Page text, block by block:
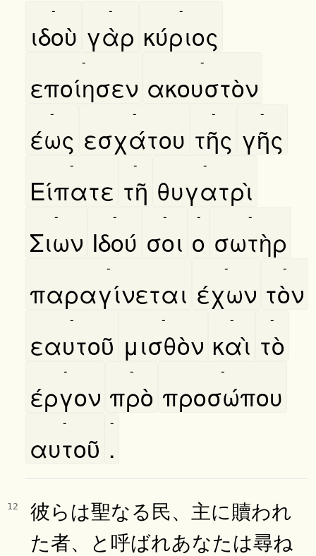
ιδοὺ
-
γὰρ
-
κύριος
-
εποίησεν
-
ακουστὸν
-
έως
-
εσχάτου
-
τῆς
-
γῆς
-
Είπατε
-
τῆ
-
θυγατρὶ
-
Σιων
-
Ιδού
-
σοι
-
ο
-
σωτὴρ
-
παραγίνεται
-
έχων
-
τὸν
-
εαυτοῦ
-
μισθὸν
-
καὶ
-
τὸ
-
έργον
-
πρὸ
-
προσώπου
-
αυτοῦ
-
.
-
12
彼らは聖なる民、主に贖われ
た者、と呼ばれあなたは尋ね